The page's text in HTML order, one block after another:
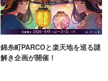
錦糸町PARCOと楽天地を巡る謎
解き企画が開催！